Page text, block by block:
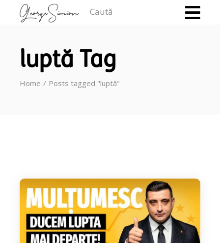
luptă Tag
Home Posts tagged "luptă"